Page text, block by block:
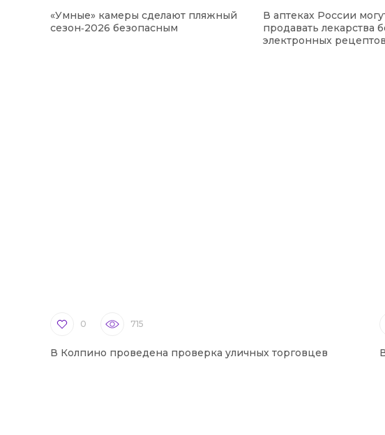
«Умные» камеры сделают пляжный
сезон‑2026 безопасным
В аптеках России
продавать лекарства
электронных рецептов
0 715
В Колпино проведена проверка уличных торговцев